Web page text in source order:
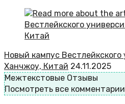
Новый кампус Вестлейкского
Ханчжоу, Китай 24.11.2025
Межтекстовые Отзывы
Посмотреть все комментарии